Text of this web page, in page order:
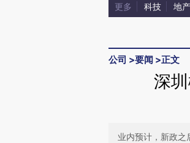
更多 科技 地产
公司 >要闻 >正文
深
业内预计，新政之